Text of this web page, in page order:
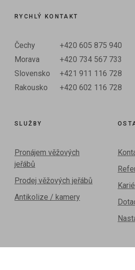
RYCHLÝ KONTAKT
Čechy
+420 605 875 940
Morava
+420 734 567 733
Slovensko
+421 911 116 728
Rakousko
+420 602 116 728
SLUŽBY
Pronájem věžových
jeřábů
Prodej věžových jeřábů
Antikolize / kamery